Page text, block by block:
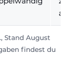
Stand August
findest du